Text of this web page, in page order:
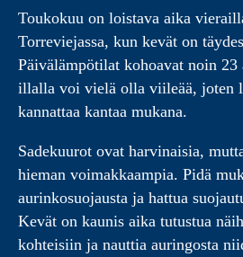
Toukokuu on loistava aika
Torreviejassa, kun kevät on
Päivälämpötilat kohoavat noin 23
illalla voi vielä olla viileää, joten
kannattaa kantaa mukana.
Sadekuurot ovat harvinaisia,
hieman voimakkaampia. Pidä
aurinkosuojausta ja hattua
Kevät on kaunis aika tutustua
kohteisiin ja nauttia auringosta